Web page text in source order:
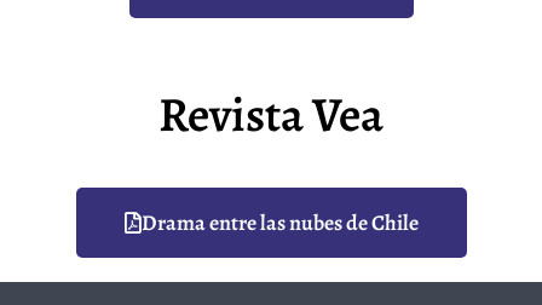
Revista Vea
Drama entre las nubes de Chile